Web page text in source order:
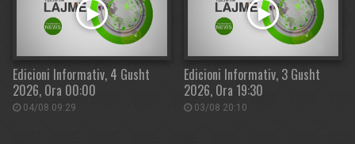
Edicioni Informativ, 4 Gusht
2026, Ora 00:00
04/08 09:29
Edicioni Informativ, 3 Gusht
2026, Ora 19:30
03/08 20:10